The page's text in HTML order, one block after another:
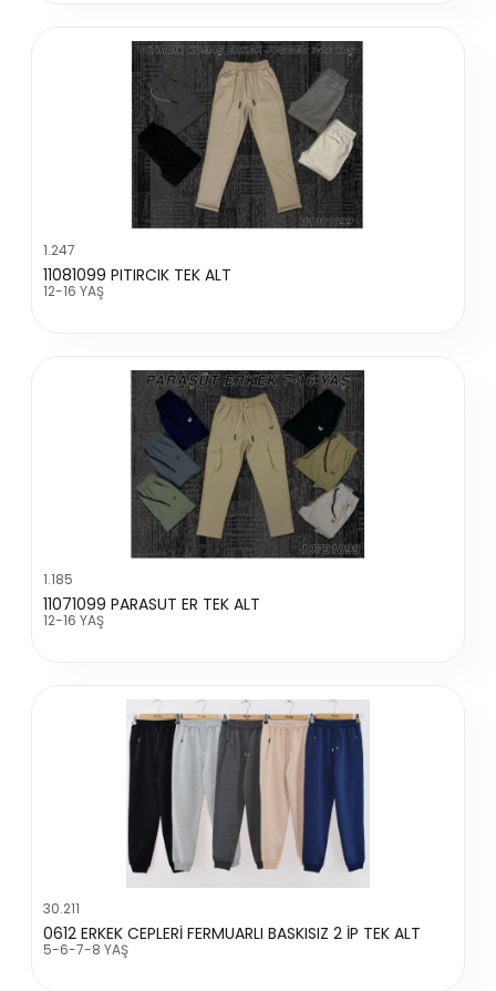
1.247
11081099 PITIRCIK TEK ALT
12-16 YAŞ
1.185
11071099 PARASUT ER TEK ALT
12-16 YAŞ
30.211
0612 ERKEK CEPLERİ FERMUARLI BASKISIZ 2 İP TEK ALT
5-6-7-8 YAŞ